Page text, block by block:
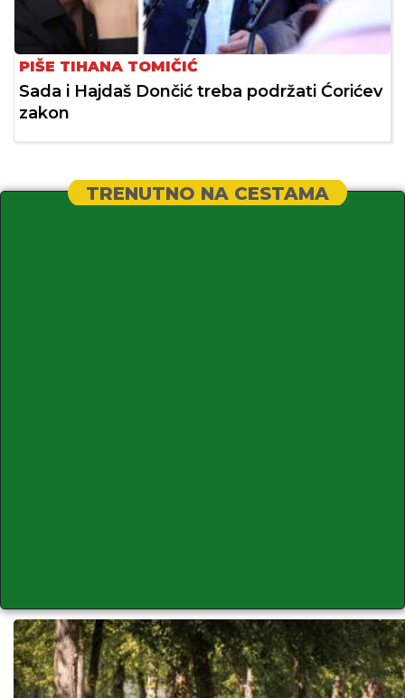
PIŠE TIHANA TOMIČIĆ
Sada i Hajdaš Dončić treba podržati Ćorićev
zakon
TRENUTNO NA CESTAMA